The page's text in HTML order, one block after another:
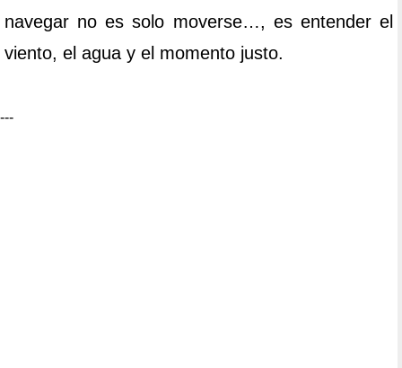
navegar no es solo moverse…, es entender el
viento, el agua y el momento justo.
---